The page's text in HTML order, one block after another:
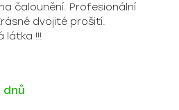
čalounění. Profesionální
dvojité prošití.
látka !!!
dnů